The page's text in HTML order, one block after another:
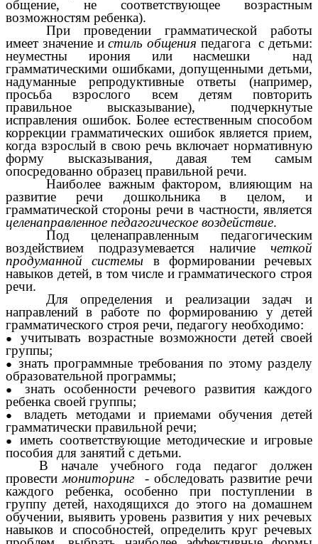
общение, не соответствующее возрастным
возможностям ребенка).
При проведении грамматической работы
имеет значение истиль общения педагога с детьми:
неуместны ирония или насмешки над
грамматическими ошибками, допущенными детьми,
надуманные репродуктивные ответы (например,
просьба взрослого всем детям повторить
правильное высказывание), подчеркнутые
исправления ошибок. Более естественным способом
коррекции грамматических ошибок является прием,
когда взрослый в свою речь включает нормативную
форму высказывания, давая тем самым
опосредованно образец правильной речи.
Наиболее важным фактором, влияющим на
развитие речи дошкольника в целом, и
грамматической стороны речи в частности, является
целенаправленное педагогическое воздействие.
Под целенаправленным педагогическим
воздействием подразумевается наличие четкой
продуманной системы в формировании речевых
навыков детей, в том числе и грамматического строя
речи.
Для определения и реализации задач и
направлений в работе по формированию у детей
грамматического строя речи, педагогу необходимо:
учитывать возрастные возможности детей своей
группы;
знать программные требования по этому разделу
образовательной программы;
знать особенности речевого развития каждого
ребенка своей группы;
владеть методами и приемами обучения детей
грамматически правильной речи;
иметь соответствующие методические и игровые
пособия для занятий с детьми.
В начале учебного года педагог должен
провестимониторинг
- обследовать развитие речи
каждого ребенка, особенно при поступлении в
группу детей, находящихся до этого на домашнем
обучении, выявить уровень развития у них речевых
навыков и способностей, определить круг речевых